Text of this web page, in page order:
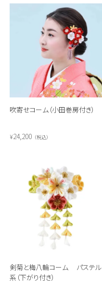
吹寄せコーム（小田巻房付き）
¥24,200 税込
剣菊と梅八輪コーム パステル
系（下がり付き）